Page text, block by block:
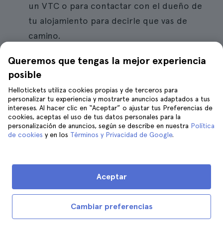
un VTC o para contactar con el dueño de
tu alojamiento para decirle que vas de
camino.
en control de seguridad no hay sitios
que tenlo en cuenta. Tampoco se pueden
utilizar cigarrillos electrónicos.
No hay avisos por megafonía. Si tu vuelo se
tendrás que fijarte en las pantallas que hay
repartidas por todo el aeropuerto, porque
no necesariamente van a avisarte del
embarque o del cambio de otro modo.
Queremos que tengas la mejor experiencia
posible
Hellotickets utiliza cookies propias y de terceros para
personalizar tu experiencia y mostrarte anuncios adaptados a tus
intereses. Al hacer clic en “Aceptar” o ajustar tus Preferencias de
cookies, aceptas el uso de tus datos personales para la
personalización de anuncios, según se describe en nuestra Política
de cookies y en los Términos y Privacidad de Google.
Cambiar preferencias
Aceptar